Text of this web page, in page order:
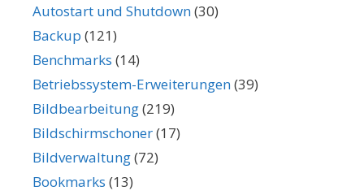
Autostart und Shutdown(30)
Backup (121)
Benchmarks (14)
Betriebssystem-Erweiterungen(39)
Bildbearbeitung(219)
Bildschirmschoner(17)
Bildverwaltung(72)
Bookmarks (13)